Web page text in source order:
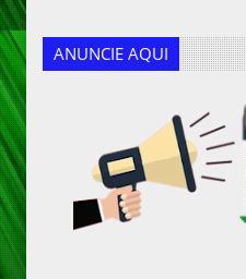
ANUNCIE AQUI